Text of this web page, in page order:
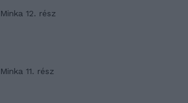
Minka 12. rész
Minka 11. rész